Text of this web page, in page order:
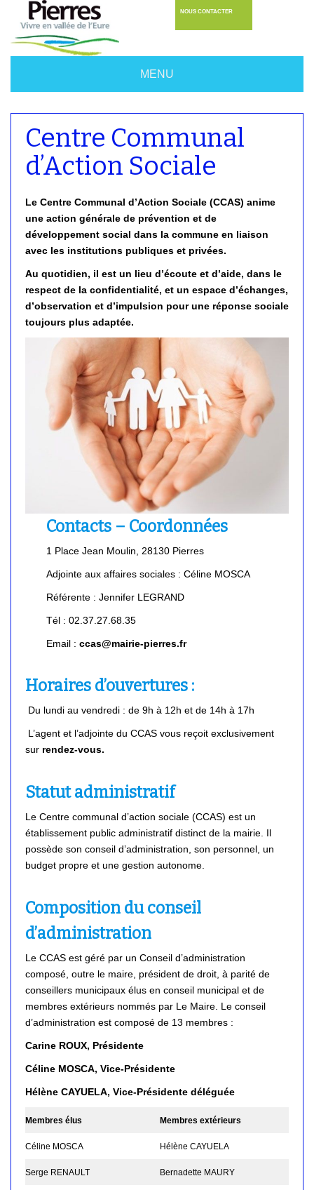
NOUS CONTACTER
MENU
Centre Communal
d’Action Sociale
Le Centre Communal d’Action Sociale (CCAS) anime
une action générale de prévention et de
développement social dans la commune en liaison
avec les institutions publiques et privées.
Au quotidien, il est un lieu d’écoute et d’aide, dans le
respect de la confidentialité, et un espace d’échanges,
d’observation et d’impulsion pour une réponse sociale
toujours plus adaptée.
Contacts – Coordonnées
1 Place Jean Moulin, 28130 Pierres
Adjointe aux affaires sociales : Céline MOSCA
Référente : Jennifer LEGRAND
Tél : 02.37.27.68.35
Email :ccas@mairie-pierres.fr
Horaires d’ouvertures :
Du lundi au vendredi : de 9h à 12h et de 14h à 17h
L’agent et l’adjointe du CCAS vous reçoit exclusivement
sur rendez-vous.
Statut administratif
Le Centre communal d’action sociale (CCAS) est un
établissement public administratif distinct de la mairie. Il
possède son conseil d’administration, son personnel, un
budget propre et une gestion autonome.
Composition du conseil
d’administration
Le CCAS est géré par un Conseil d’administration
composé, outre le maire, président de droit, à parité de
conseillers municipaux élus en conseil municipal et de
membres extérieurs nommés par Le Maire. Le conseil
d’administration est composé de 13 membres :
Carine ROUX, Présidente
Céline MOSCA, Vice-Présidente
Hélène CAYUELA, Vice-Présidente déléguée
Membres élus Membres extérieurs
Céline MOSCA Hélène CAYUELA
Serge RENAULT Bernadette MAURY